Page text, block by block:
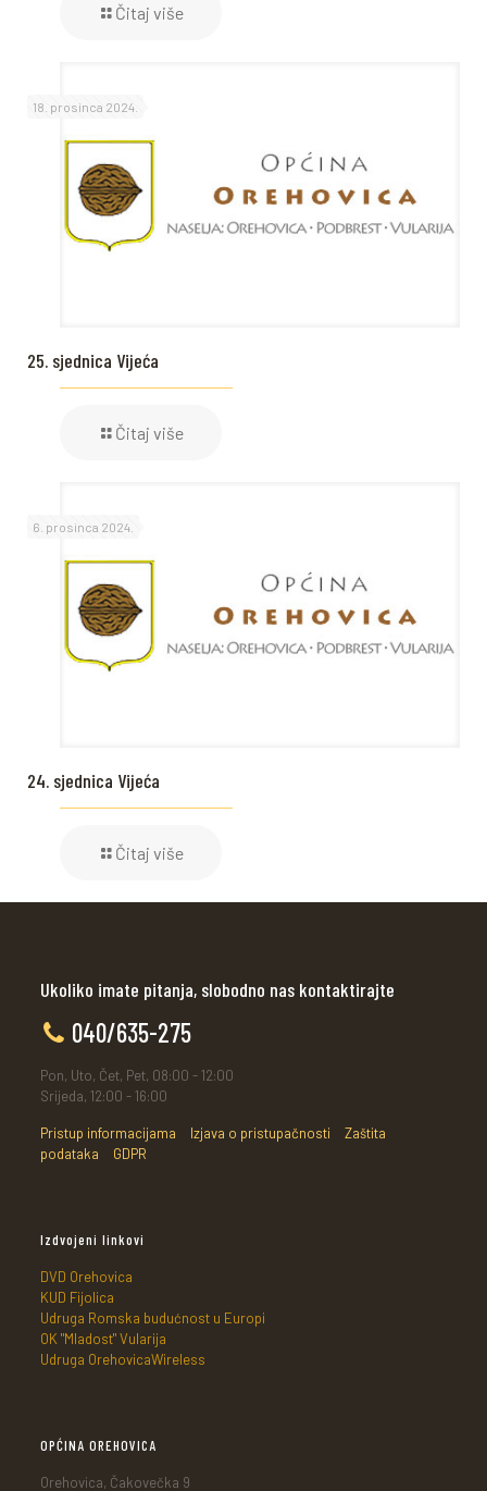
Čitaj više
18. prosinca 2024.
25. sjednica Vijeća
Čitaj više
6. prosinca 2024.
24. sjednica Vijeća
Čitaj više
Ukoliko imate pitanja, slobodno nas kontaktirajte
040/635-275
Pon, Uto, Čet, Pet, 08:00 - 12:00
Srijeda, 12:00 - 16:00
Pristup informacijama Izjava o pristupačnosti
Zaštita
podataka
GDPR
Izdvojeni linkovi
DVD Orehovica
KUD Fijolica
Udruga Romska budućnost u Europi
OK "Mladost" Vularija
Udruga OrehovicaWireless
OPĆINA OREHOVICA
Orehovica, Čakovečka 9